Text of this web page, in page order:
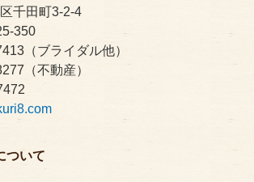
千田町3-2-4
350
（ブライダル他）
（不動産）
ついて